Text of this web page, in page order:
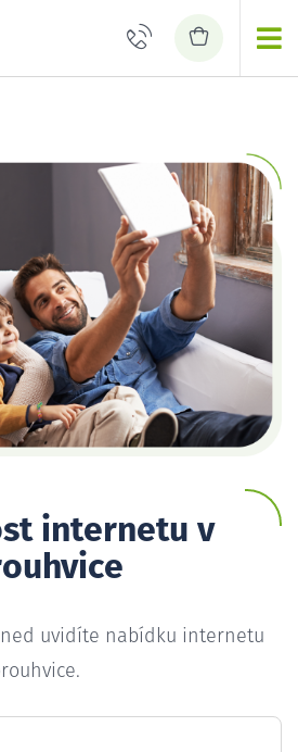
internetu v
uvidíte nabídku internetu